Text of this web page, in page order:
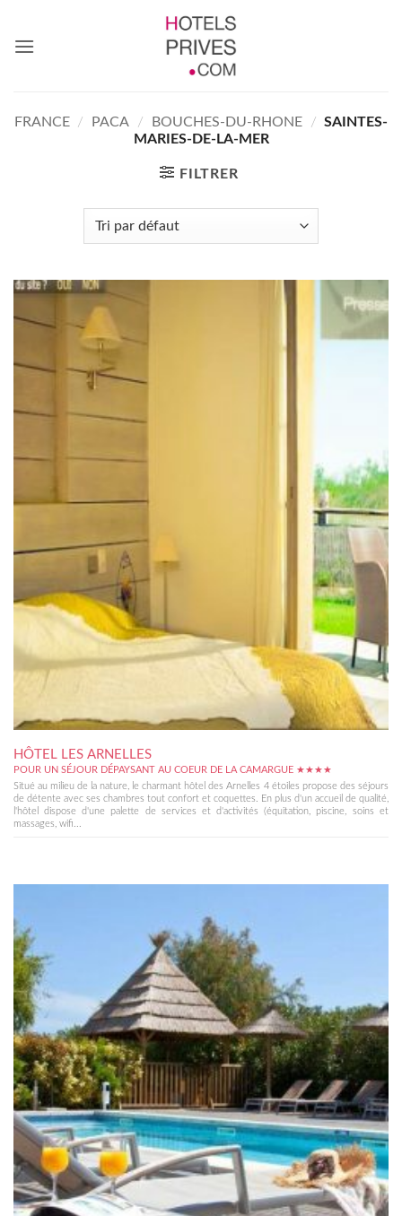
contenu
FRANCE / PACA / BOUCHES-DU-RHONE / SAINTES-
MARIES-DE-LA-MER
FILTRER
HÔTEL LES ARNELLES
POUR UN SÉJOUR DÉPAYSANT AU COEUR DE LA CAMARGUE ★★★★
Situé au milieu de la nature, le charmant hôtel des Arnelles 4 étoiles propose des séjours
de détente avec ses chambres tout confort et coquettes. En plus d'un accueil de qualité,
l'hôtel dispose d'une palette de services et d'activités (équitation, piscine, soins et
massages, wifi...